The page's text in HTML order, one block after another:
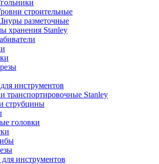
строительные
разметочные
хранения Stanley
инструментов
транспортировочные Stanley
струбцины
головки
инструментов